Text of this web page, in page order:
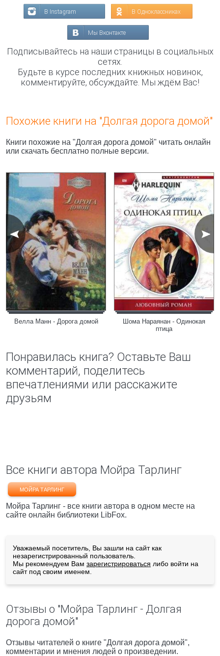
В Instagram В Одноклассниках
Мы Вконтакте
Подписывайтесь на наши страницы в социальных
сетях.
Будьте в курсе последних книжных новинок,
комментируйте, обсуждайте. Мы ждём Вас!
Похожие книги на "Долгая дорога домой"
Книги похожие на "Долгая дорога домой" читать онлайн
или скачать бесплатно полные версии.
Велла Манн - Дорога домой
Шома Нараянан - Одинокая
птица
Понравилась книга? Оставьте Ваш
комментарий, поделитесь
впечатлениями или расскажите
друзьям
Все книги автора Мойра Тарлинг
МОЙРА ТАРЛИНГ
Мойра Тарлинг - все книги автора в одном месте на
сайте онлайн библиотеки LibFox.
Уважаемый посетитель, Вы зашли на сайт как
незарегистрированный пользователь.
Мы рекомендуем Вам зарегистрироваться либо войти на
сайт под своим именем.
Отзывы о "Мойра Тарлинг - Долгая
дорога домой"
Отзывы читателей о книге "Долгая дорога домой",
комментарии и мнения людей о произведении.